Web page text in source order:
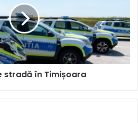
stradă în Timișoara